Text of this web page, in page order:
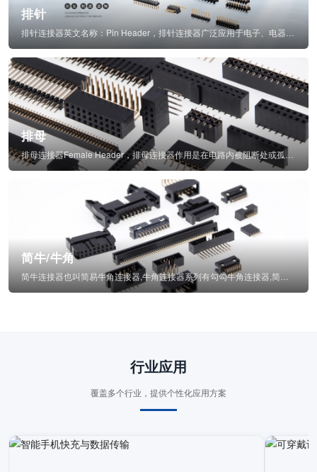
排针
排母
排母连接器Female Header，排母连接器作用是在电路内被阻断处或孤立不通...
简牛/牛角
行业应用
覆盖多个行业，提供个性化应用方案